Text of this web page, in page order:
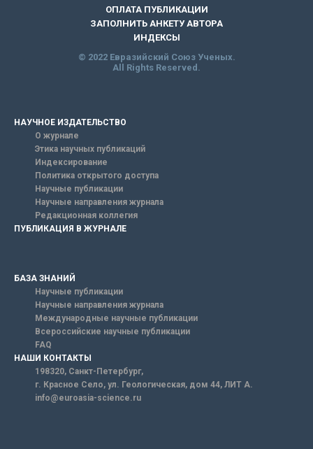
ОПЛАТА ПУБЛИКАЦИИ
ЗАПОЛНИТЬ АНКЕТУ АВТОРА
ИНДЕКСЫ
© 2022 Евразийский Союз Ученых.
All Rights Reserved.
НАУЧНОЕ ИЗДАТЕЛЬСТВО
О журнале
Этика научных публикаций
Индексирование
Политика открытого доступа
Научные публикации
Научные направления журнала
Редакционная коллегия
ПУБЛИКАЦИЯ В ЖУРНАЛЕ
БАЗА ЗНАНИЙ
Научные публикации
Научные направления журнала
Международные научные публикации
Всероссийские научные публикации
FAQ
НАШИ КОНТАКТЫ
198320, Санкт-Петербург,
г. Красное Село, ул. Геологическая, дом 44, ЛИТ А.
info@euroasia-science.ru